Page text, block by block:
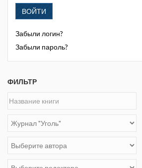
ВОЙТИ
Забыли логин?
Забыли пароль?
ФИЛЬТР